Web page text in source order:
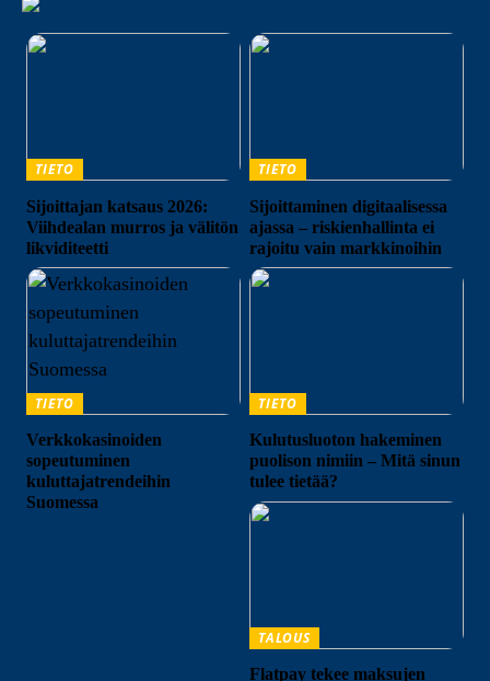
TIETO
Sijoittajan katsaus 2026:
Viihdealan murros ja välitön
likviditeetti
TIETO
Sijoittaminen digitaalisessa
ajassa – riskienhallinta ei
rajoitu vain markkinoihin
TIETO
Verkkokasinoiden
sopeutuminen
kuluttajatrendeihin
Suomessa
TIETO
Kulutusluoton hakeminen
puolison nimiin – Mitä sinun
tulee tietää?
TALOUS
Flatpay tekee maksujen